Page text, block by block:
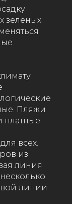
зелёных
Пляжи
платные
всех.
из
линия
линии